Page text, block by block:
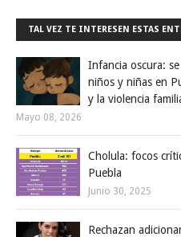
TAL VEZ TE INTERESEN ESTAS
Infancia oscura:
niños y niñas en
y la violencia
Mayo 08, 2026
Cholula: focos
Puebla
Junio 30, 2025
Rechazan